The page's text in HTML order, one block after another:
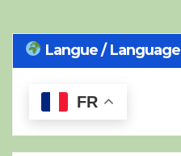
Langue / Language
FR